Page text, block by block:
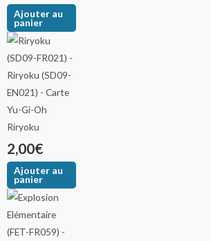
Ajouter au
panier
Riryoku
2,00€
Ajouter au
panier